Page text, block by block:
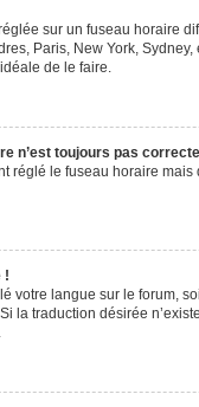
sur un fuseau horaire
Paris, New York,
de le faire.
n’est toujours pas
réglé le fuseau horaire
!
votre langue sur le forum,
la traduction désirée